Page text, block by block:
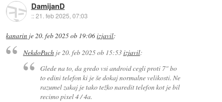
DamijanD
::21. feb 2025, 07:03
kanarin je20. feb 2025 ob 19:06izjavil:
NekdoPachje 20. feb 2025 ob 15:53izjavil:
Glede na to, da gredo vsi android cegli proti 7" bo
to edini telefon ki je še dokaj normalne velikosti. Ne
razumel zakaj je tako težko naredit telefon kot je bil
recimo pixel 4 / 4a.